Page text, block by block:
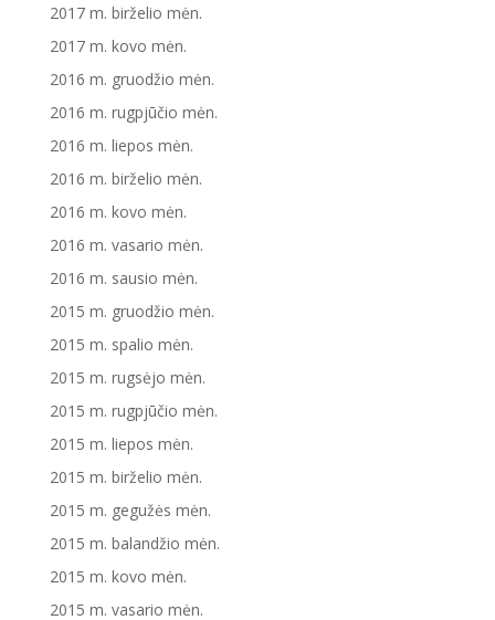
2017 m. birželio mėn.
2017 m. kovo mėn.
2016 m. gruodžio mėn.
2016 m. rugpjūčio mėn.
2016 m. liepos mėn.
2016 m. birželio mėn.
2016 m. kovo mėn.
2016 m. vasario mėn.
2016 m. sausio mėn.
2015 m. gruodžio mėn.
2015 m. spalio mėn.
2015 m. rugsėjo mėn.
2015 m. rugpjūčio mėn.
2015 m. liepos mėn.
2015 m. birželio mėn.
2015 m. gegužės mėn.
2015 m. balandžio mėn.
2015 m. kovo mėn.
2015 m. vasario mėn.